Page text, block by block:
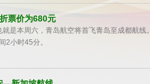
票价为680元
是本周六，青岛航空将首飞青岛至成都航
2小时45分。